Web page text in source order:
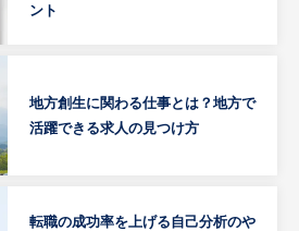
ント
地方創生に関わる仕事とは？地方で
活躍できる求人の見つけ方
転職の成功率を上げる自己分析のや